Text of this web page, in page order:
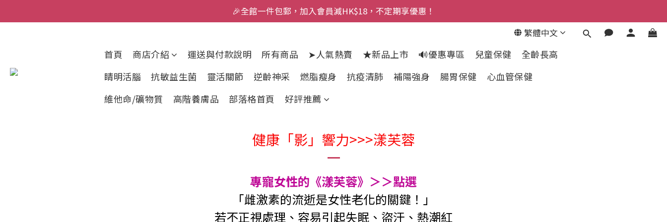
🎉全館一件包郵，加入會員減HK$18，不定期享優惠！
繁體中文
首頁 商店介紹 運送與付款說明 所有商品 ➤人氣熱賣 ★新品上市 🔊優惠專區 兒童保健
全齡長高
睛明活腦
抗敏益生菌 靈活關節 逆齡神采 燃脂瘦身 抗疫清肺 補陽強身 腸胃保健
心血管保健
維他命/礦物質
高階養膚品 部落格首頁 好評推薦
健康「影」響力>>>漾芙蓉
專寵女性的《漾芙蓉》＞＞點選
「雌激素的流逝是女性老化的關鍵！」
若不正視處理、容易引起失眠、盜汗、熱潮紅